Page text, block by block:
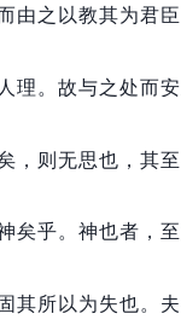
由之以教其为君
理。 故与之处而
， 则无思也， 其
矣乎。 神也者，
其所以为失也。